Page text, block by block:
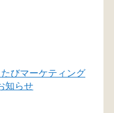
びマーケティング
知らせ